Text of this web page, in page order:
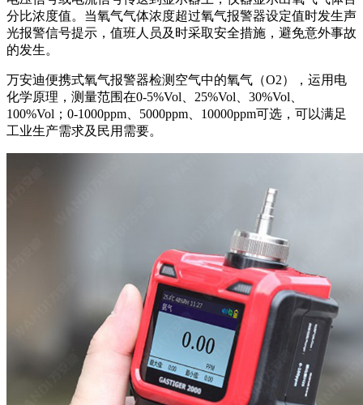
分比浓度值。当氧气气体浓度超过氧气报警器设定值时发生声
光报警信号提示，值班人员及时采取安全措施，避免意外事故
的发生。
万安迪便携式氧气报警器检测空气中的氧气（O2），运用电
化学原理，测量范围在0-5%Vol、25%Vol、30%Vol、
100%Vol；0-1000ppm、5000ppm、10000ppm可选，可以满足
工业生产需求及民用需要。